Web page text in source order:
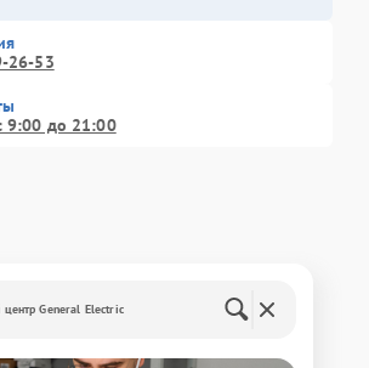
26-53
9:00 до 21:00
центр General Electric